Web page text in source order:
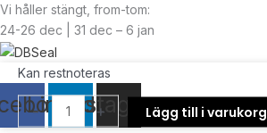
Vi håller stängt, from-tom:
24-26 dec | 31 dec – 6 jan
© Copyright2026| Webb av
Linkedin
Instagram
Kan restnoteras
-
GPPH
Svetsstöd
TRESTLE
+ Lägg till i varukorg